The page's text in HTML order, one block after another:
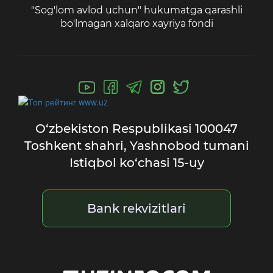
"Sog'lom avlod uchun" hukumatga qarashli
bo'lmagan xalqaro xayriya fondi
O‘zbekiston Respublikasi 100047
Toshkent shahri, Yashnobod tumani
Istiqbol ko‘chasi 15-uy
Bank rekvizitlari